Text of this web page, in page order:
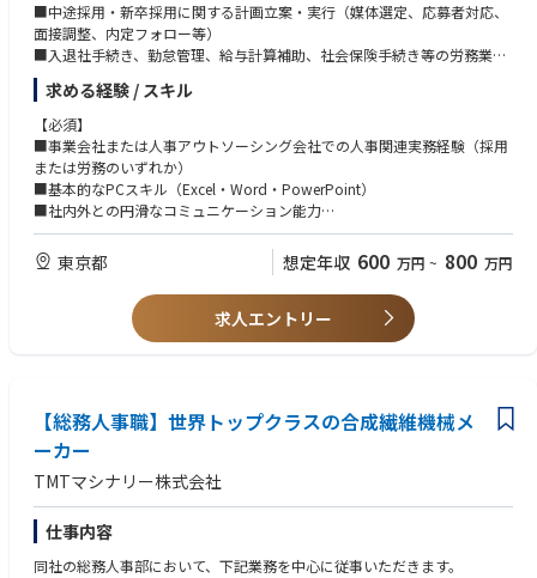
■中途採用・新卒採用に関する計画立案・実行（媒体選定、応募者対応、
面接調整、内定フォロー等）
■入退社手続き、勤怠管理、給与計算補助、社会保険手続き等の労務業務
■人事制度・評価制度の運用、見直し、社員研修企画・運営
■社員相談対応、職場環境改善に向けた施策立案
求める経験 / スキル
【必須】
■事業会社または人事アウトソーシング会社での人事関連実務経験（採用
または労務のいずれか）
■基本的なPCスキル（Excel・Word・PowerPoint）
■社内外との円滑なコミュニケーション能力
【歓迎】
◆採用企画・ブランディング経験
◆人事制度の設計・改定経験
◆社会保険労務士資格、または同等の知識
東京都 想定年収 600 万円 ~ 800 万円
求人エントリー
【総務人事職】世界トップクラスの合成繊維機械メ
ーカー
TMTマシナリー株式会社
仕事内容
同社の総務人事部において、下記業務を中心に従事いただきます。